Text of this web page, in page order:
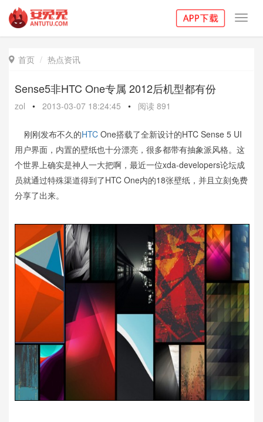
 首页 热点资讯
Sense5非HTC One专属 2012后机型都有份
zol • 2013-03-07 18:24:45 • 阅读 891
刚刚发布不久的HTC One搭载了全新设计的HTC Sense 5 UI
用户界面，内置的壁纸也十分漂亮，很多都带有抽象派风格。这
个世界上确实是神人一大把啊，最近一位xda-developers论坛成
员就通过特殊渠道得到了HTC One内的18张壁纸，并且立刻免费
分享了出来。